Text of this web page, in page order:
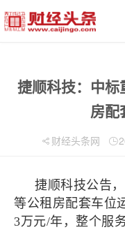
捷顺科技：中
房配
财经头条网
捷顺科技公告
等公租房配套车位
3万元/年，整个服